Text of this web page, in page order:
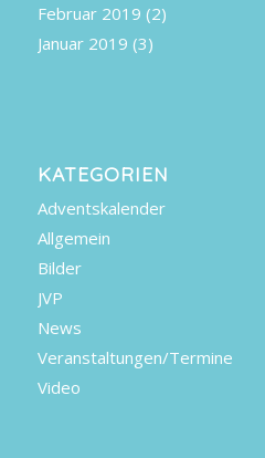
Februar 2019 (2)
Januar 2019 (3)
KATEGORIEN
Adventskalender
Allgemein
Bilder
JVP
News
Veranstaltungen/Termine
Video